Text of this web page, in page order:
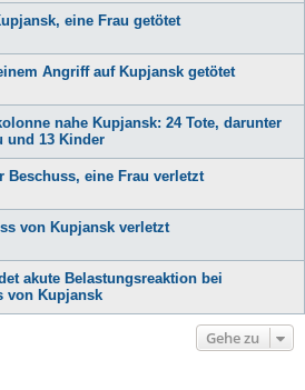
eine Frau getötet
Angriff auf Kupjansk getötet
nahe Kupjansk: 24 Tote, darunter
und 13 Kinder
Beschuss, eine Frau verletzt
von Kupjansk verletzt
akute Belastungsreaktion bei
von Kupjansk
Gehe zu